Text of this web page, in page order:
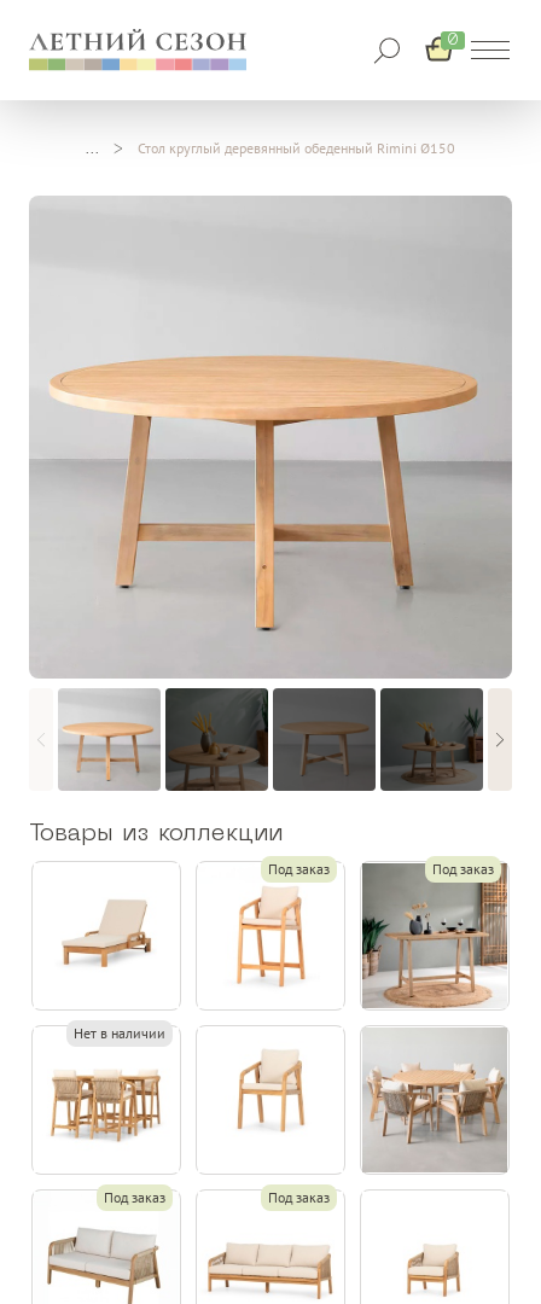
0
Стол круглый деревянный обеденный Rimini Ø150
Товары из коллекции
Под заказ Под заказ
Нет в наличии
Под заказ Под заказ